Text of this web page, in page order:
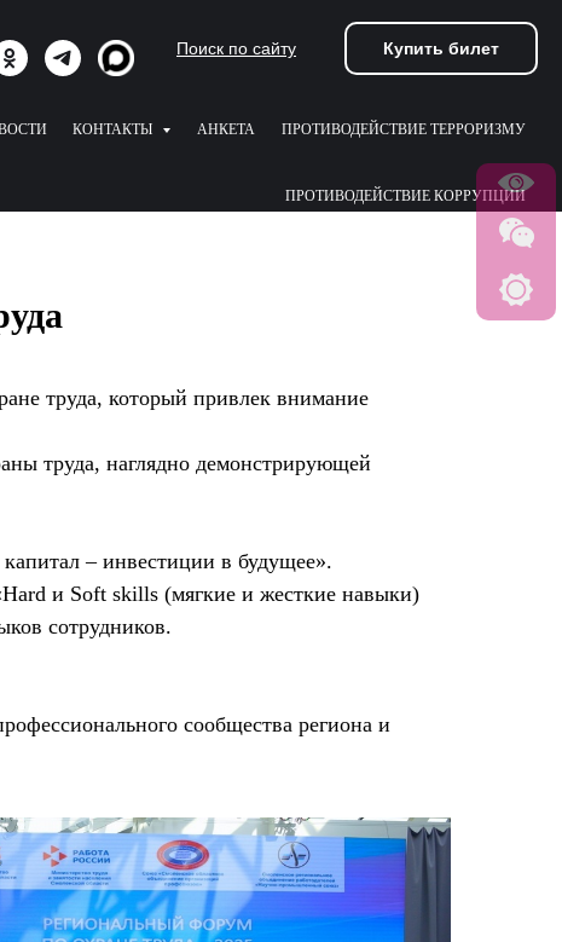
Поиск по сайту Купить билет
КОНТАКТЫ АНКЕТА ПРОТИВОДЕЙСТВИЕ ТЕРРОРИЗМУ
ПРОТИВОДЕЙСТВИЕ КОРРУПЦИИ
труда, который привлек внимание
труда, наглядно демонстрирующей
– инвестиции в будущее».
и Soft skills (мягкие и жесткие навыки)
сотрудников.
сообщества региона и